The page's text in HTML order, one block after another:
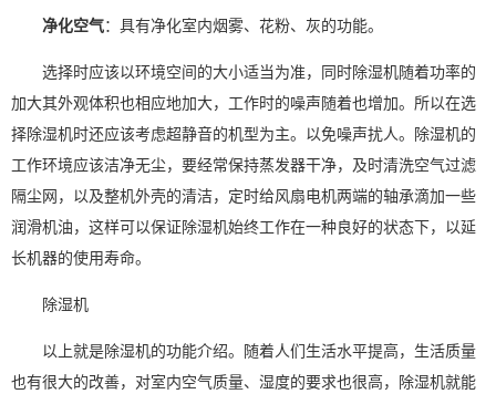
净化空气：具有净化室内烟雾、花粉、灰的功能。
选择时应该以环境空间的大小适当为准，同时除湿机随着功率的
加大其外观体积也相应地加大，工作时的噪声随着也增加。所以在选
择除湿机时还应该考虑超静音的机型为主。以免噪声扰人。除湿机的
工作环境应该洁净无尘，要经常保持蒸发器干净，及时清洗空气过滤
隔尘网，以及整机外壳的清洁，定时给风扇电机两端的轴承滴加一些
润滑机油，这样可以保证除湿机始终工作在一种良好的状态下，以延
长机器的使用寿命。
除湿机
以上就是除湿机的功能介绍。随着人们生活水平提高，生活质量
也有很大的改善，对室内空气质量、 湿度的要求也很高，除湿机就能